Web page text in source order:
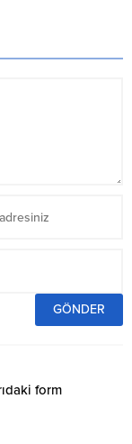
form